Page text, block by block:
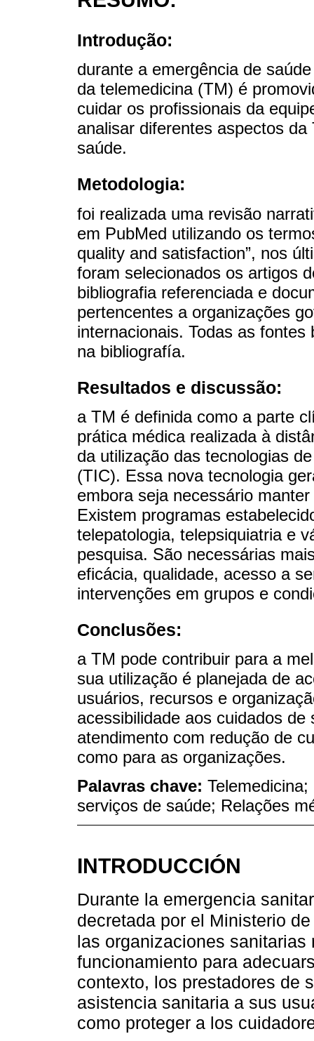
Introdução:
durante a emergência de
da telemedicina (TM) é
cuidar os profissionais da
analisar diferentes aspectos
saúde.
Metodologia:
foi realizada uma revisão
em PubMed utilizando os
quality and satisfaction”, nos
foram selecionados os artigos
bibliografia referenciada e
pertencentes a organizações
internacionais. Todas as
na bibliografía.
Resultados e discussão:
a TM é definida como a parte
prática médica realizada à
da utilização das tecnologias
(TIC). Essa nova tecnologia
embora seja necessário
Existem programas
telepatologia, telepsiquiatria e
pesquisa. São necessárias
eficácia, qualidade, acesso a
intervenções em grupos e
Conclusões:
a TM pode contribuir para a
sua utilização é planejada de
usuários, recursos e
acessibilidade aos cuidados
atendimento com redução de
como para as organizações.
Palavras chave:
serviços de saúde; Relações
INTRODUCCIÓN
Durante la emergencia
decretada por el Ministerio
las organizaciones
funcionamiento para
contexto, los prestadores de
asistencia sanitaria a sus
como proteger a los